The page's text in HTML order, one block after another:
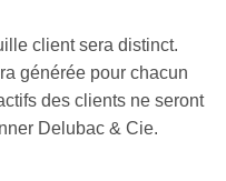
client sera distinct.
générée pour chacun
des clients ne seront
Delubac & Cie.